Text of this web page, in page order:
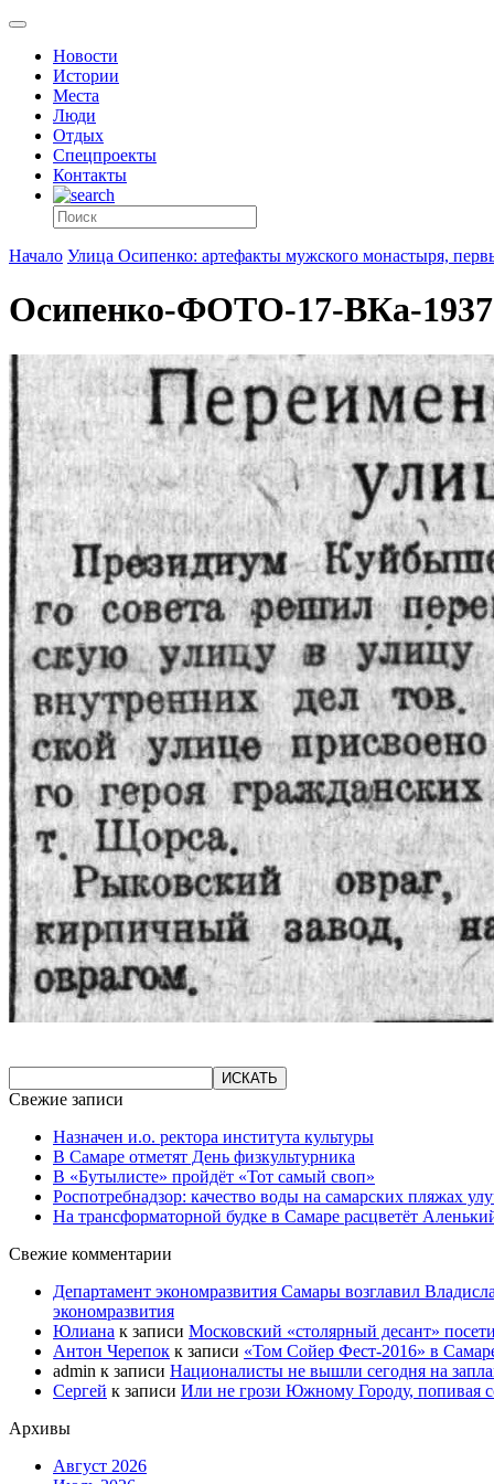
Новости
Истории
Места
Люди
Отдых
Спецпроекты
Контакты
Начало Улица Осипенко: артефакты мужского монастыря,
Осипенко-ФОТО-17-ВКа-
Свежие записи
Назначен и.о. ректора института культуры
В Самаре отметят День физкультурника
В «Бутылисте» пройдёт «Тот самый своп»
Роспотребнадзор: качество воды на самарских пляжах
На трансформаторной будке в Самаре расцветёт
Свежие комментарии
Департамент экономразвития Самары возглавил
экономразвития
Юлиана к записи Московский «столярный десант»
Антон Черепок к записи «Том Сойер Фест-2016» в
admin к записи Националисты не вышли сегодня на
Сергей к записи Или не грози Южному Городу, попивая
Архивы
Август 2026